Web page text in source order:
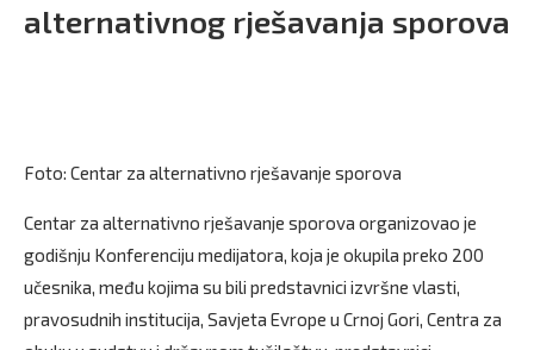
alternativnog rješavanja sporova
Foto: Centar za alternativno rješavanje sporova
Centar za alternativno rješavanje sporova organizovao je
godišnju Konferenciju medijatora, koja je okupila preko 200
učesnika, među kojima su bili predstavnici izvršne vlasti,
pravosudnih institucija, Savjeta Evrope u Crnoj Gori, Centra za